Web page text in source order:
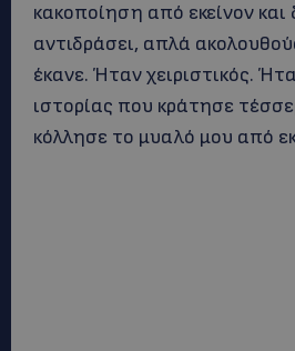
κακοποίηση από εκείνον
αντιδράσει, απλά
έκανε. Ήταν χειριστικός.
ιστορίας που κράτησε
κόλλησε το μυαλό μου από